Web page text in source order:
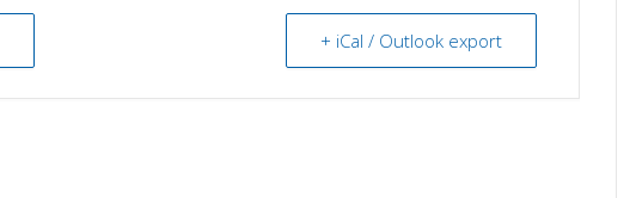
+ iCal / Outlook export